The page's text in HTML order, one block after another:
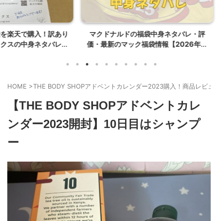
！訳あり
タバレ
マクドナルドの福袋中身ネタバレ・評
価・最新のマック福袋情報【2026年夏
【2026
ネタバレ
HOME >THE BODY SHOPアドベントカレンダー2023購入！商品レビュ
【THE BODY SHOPアドベントカレ
ンダー2023開封】10日目はシャンプ
ー